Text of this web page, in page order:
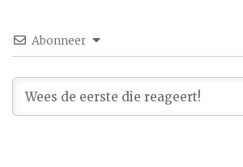
Abonneer